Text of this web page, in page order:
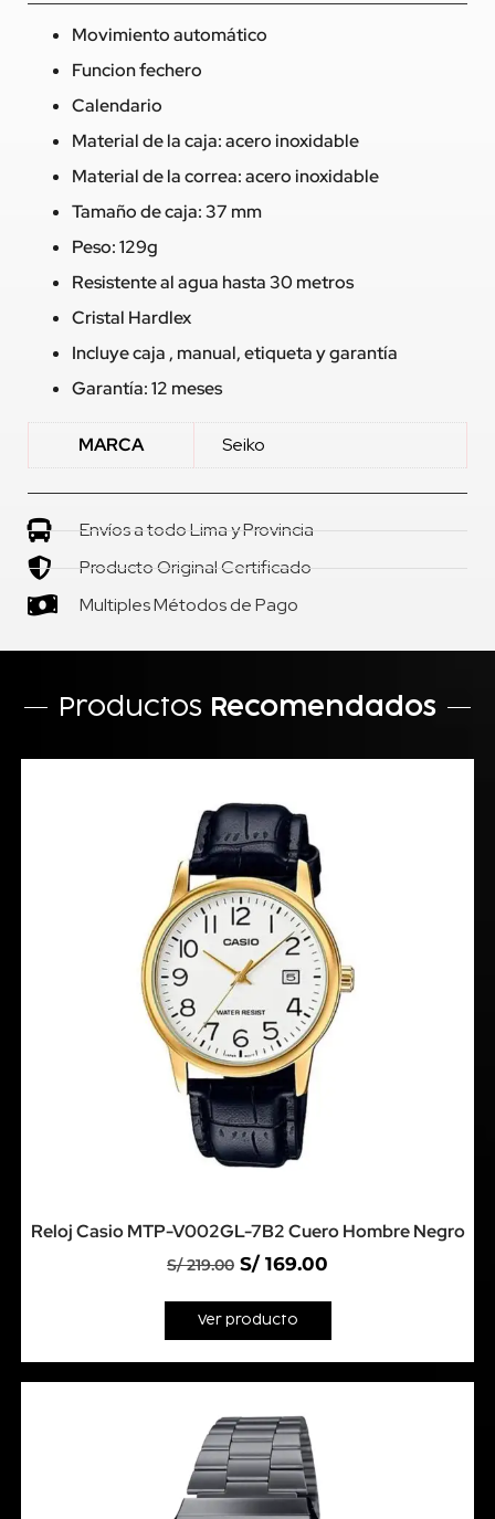
Movimiento automático
Funcion fechero
Calendario
Material de la caja: acero inoxidable
Material de la correa: acero inoxidable
Tamaño de caja: 37 mm
Peso: 129g
Resistente al agua hasta 30 metros
Cristal Hardlex
Incluye caja , manual, etiqueta y garantía
Garantía: 12 meses
MARCA Seiko
Envíos a todo Lima y Provincia
Producto Original Certificado
Multiples Métodos de Pago
Productos Recomendados
Reloj Casio MTP-V002GL-7B2 Cuero Hombre Negro
S/219.00 S/ 169.00
Ver producto